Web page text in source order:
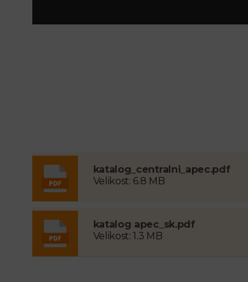
katalog_centralni_apec.pdf
Velikost: 6.8 MB
katalog apec_sk.pdf
Velikost: 1.3 MB